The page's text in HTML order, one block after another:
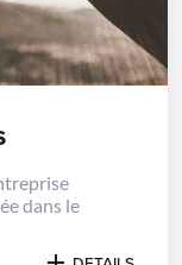
dans le